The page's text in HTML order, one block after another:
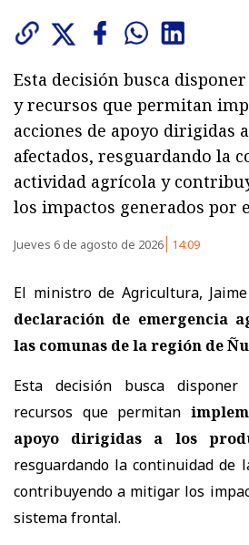
Esta decisión busca
y recursos que permitan
acciones de apoyo dirigidas
afectados, resguardando la
actividad agrícola y
los impactos generados por
Jueves 6 de agosto de 2026 14:09
El ministro de Agricultura,
declaración de emergencia
las comunas de la región de
Esta decisión busca
recursos que permitan
apoyo dirigidas a los
resguardando la continuidad de
contribuyendo a mitigar los
sistema frontal.